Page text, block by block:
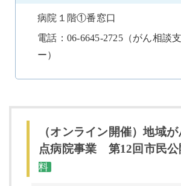
病院１階①番窓口
電話：06-6645-2725（がん相談
ー）
（オンライン開催）地域
点病院事業 第12回市民公
料